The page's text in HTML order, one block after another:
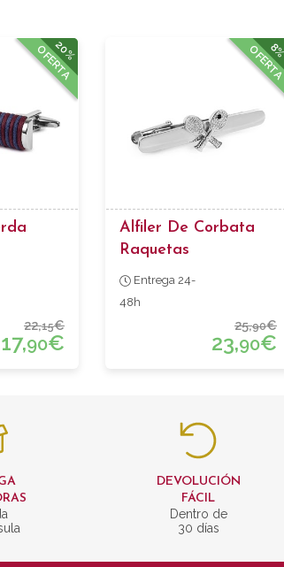
20%
OFERTA
22,15€
17,90€
8%
Alfiler De Corbata
Raquetas
Entrega 24-
48h
25,90€
23,90€
DEVOLUCIÓN
FÁCIL
Dentro de
30 días